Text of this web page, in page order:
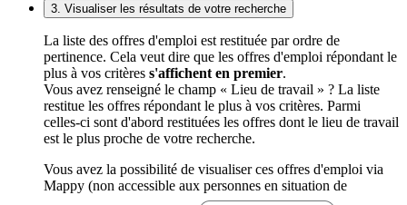
3. Visualiser les résultats de votre recherche
La liste des offres d'emploi est restituée par ordre de
pertinence. Cela veut dire que les offres d'emploi répondant le
plus à vos critères s'affichent en premier.
Vous avez renseigné le champ « Lieu de travail » ? La liste
restitue les offres répondant le plus à vos critères. Parmi
celles-ci sont d'abord restituées les offres dont le lieu de travail
est le plus proche de votre recherche.
Vous avez la possibilité de visualiser ces offres d'emploi via
Mappy (non accessible aux personnes en situation de